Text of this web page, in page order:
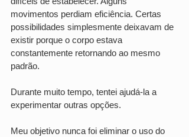
movimentos perdiam eficiência. Certas
possibilidades simplesmente deixavam de
existir porque o corpo estava
constantemente retornando ao mesmo
padrão.
Durante muito tempo, tentei ajudá-la a
experimentar outras opções.
Meu objetivo nunca foi eliminar o uso do